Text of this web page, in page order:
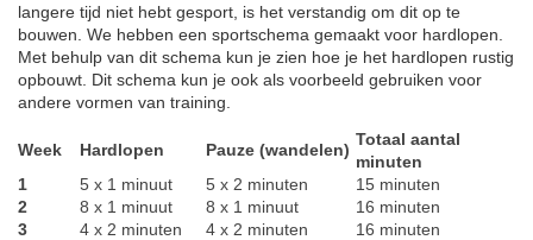
langere tijd niet hebt gesport, is het verstandig om dit op te
bouwen. We hebben een sportschema gemaakt voor hardlopen.
Met behulp van dit schema kun je zien hoe je het hardlopen rustig
opbouwt. Dit schema kun je ook als voorbeeld gebruiken voor
andere vormen van training.
Week Hardlopen Pauze (wandelen)
Totaal aantal
minuten
1
5 x 1 minuut 5 x 2 minuten
15 minuten
2
8 x 1 minuut 8 x 1 minuut
16 minuten
3
4 x 2 minuten 4 x 2 minuten
16 minuten